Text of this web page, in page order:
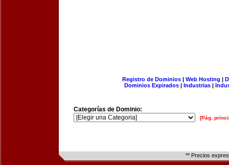
Registro de Dominios| Web Hosting |
Dominios Expirados | Industrias |
Categorías de Dominio:
[Pág.
** Precios